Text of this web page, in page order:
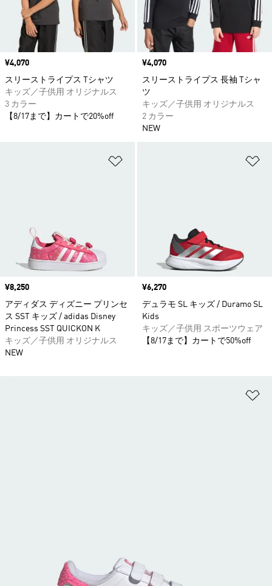
価格
¥4,070
スリーストライプス Tシャツ
キッズ／子供用 オリジナルス
3 カラー
【8/17まで】カートで20%off
価格
¥4,070
スリーストライプス 長袖 Tシャ
ツ
キッズ／子供用 オリジナルス
2 カラー
NEW
価格
¥8,250
アディダス ディズニー プリンセ
ス SST キッズ / adidas Disney
Princess SST QUICKON K
キッズ／子供用 オリジナルス
NEW
価格
¥6,270
デュラモ SL キッズ / Duramo SL
Kids
キッズ／子供用 スポーツウェア
【8/17まで】カートで50%off